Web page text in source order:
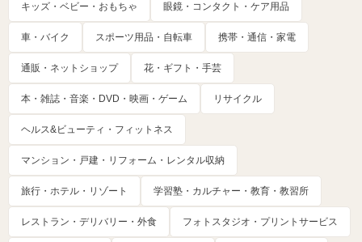
キッズ・ベビー・おもちゃ 眼鏡・コンタクト・ケア用品
車・バイク スポーツ用品・自転車 携帯・通信・家電
通販・ネットショップ 花・ギフト・手芸
本・雑誌・音楽・DVD・映画・ゲーム リサイクル
ヘルス&ビューティ・フィットネス
マンション・戸建・リフォーム・レンタル収納
旅行・ホテル・リゾート 学習塾・カルチャー・教育・教習所
レストラン・デリバリー・外食 フォトスタジオ・プリントサービス